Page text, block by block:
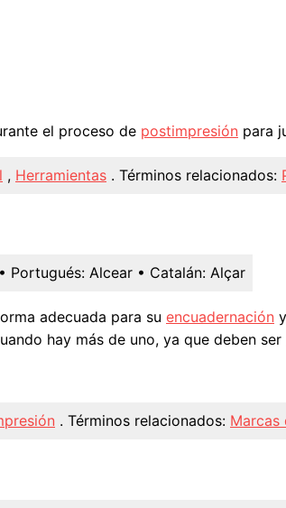
el proceso de postimpresión para
, Herramientas . Términos relacionados:
• Portugués: Alcear • Catalán: Alçar
adecuada para su encuadernación
hay más de uno, ya que deben ser
. Términos relacionados: Marcas